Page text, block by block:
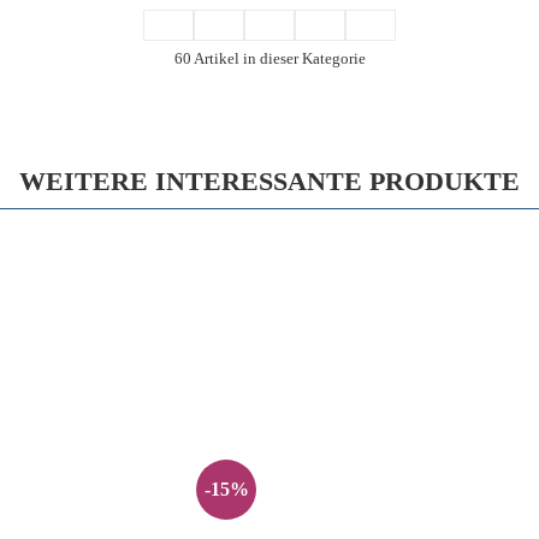
60 Artikel in dieser Kategorie
WEITERE INTERESSANTE PRODUKTE
-15%